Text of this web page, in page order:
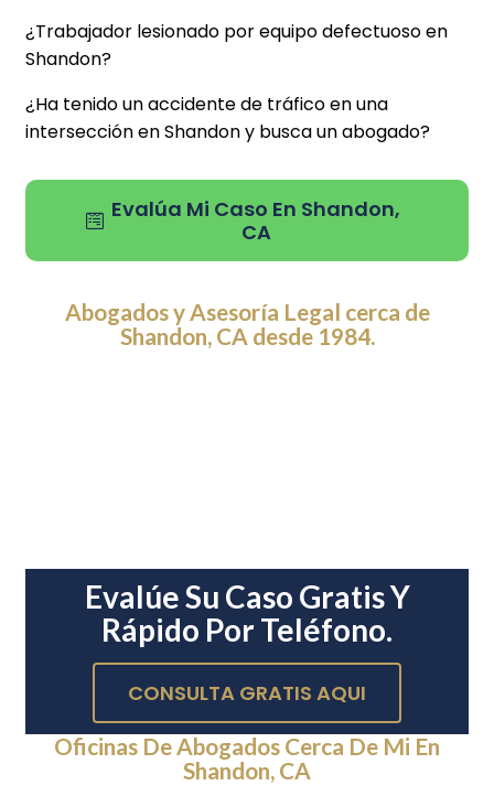
¿Trabajador lesionado por equipo defectuoso en
Shandon?
¿Ha tenido un accidente de tráfico en una
intersección en Shandon y busca un abogado?
Evalúa Mi Caso En Shandon,
CA
Abogados y Asesoría Legal cerca de
Shandon, CA desde 1984.
Evalúe Su Caso Gratis Y
Rápido Por Teléfono.
CONSULTA GRATIS AQUI
Oficinas De Abogados Cerca De Mi En
Shandon, CA